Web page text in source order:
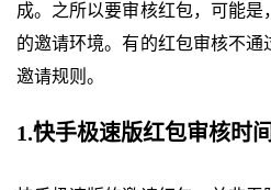
成。之所以要审核红包，可能
的邀请环境。有的红包审核不
邀请规则。
1.快手极速版红包审核时间